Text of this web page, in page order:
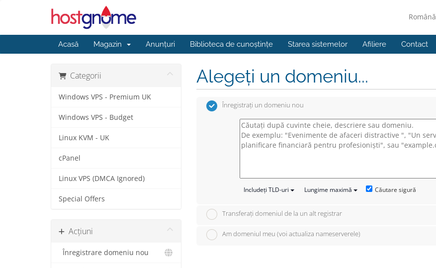
Română
Acasă Magazin Anunțuri Biblioteca de cunoștințe Starea sistemelor Afiliere Contact
Categorii
Windows VPS - Premium UK
Windows VPS - Budget
Linux KVM - UK
cPanel
Linux VPS (DMCA Ignored)
Special Offers
Acțiuni
Înregistrare domeniu nou
Alegeți un domeniu...
Înregistrați un domeniu nou
Includeți TLD-uri Lungime maximă Căutare sigură
Transferați domeniul de la un alt registrar
Am domeniul meu (voi actualiza nameserverele)